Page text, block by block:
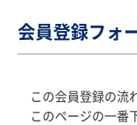
会員登録フォ
この会員登録の流
このページの一番